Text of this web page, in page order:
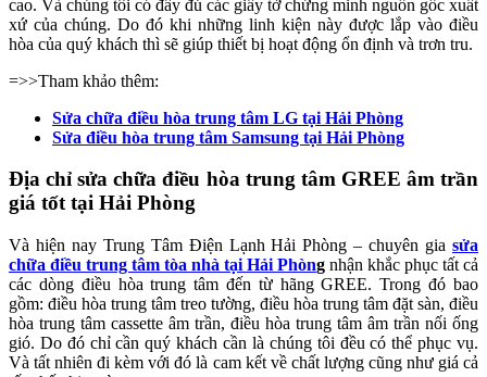
cao. Và chúng tôi có đầy đủ các giấy tờ chứng minh nguồn gốc xuất
xứ của chúng. Do đó khi những linh kiện này được lắp vào điều
hòa của quý khách thì sẽ giúp thiết bị hoạt động ổn định và trơn tru.
=>>Tham khảo thêm:
Sửa chữa điều hòa trung tâm LG tại Hải Phòng
Sửa điều hòa trung tâm Samsung tại Hải Phòng
Địa chỉ sửa chữa điều hòa trung tâm GREE âm trần
giá tốt tại Hải Phòng
Và hiện nay Trung Tâm Điện Lạnh Hải Phòng – chuyên gia sửa
chữa điều trung tâm tòa nhà tại Hải Phòng nhận khắc phục tất cả
các dòng điều hòa trung tâm đến từ hãng GREE. Trong đó bao
gồm: điều hòa trung tâm treo tường, điều hòa trung tâm đặt sàn, điều
hòa trung tâm cassette âm trần, điều hòa trung tâm âm trần nối ống
gió. Do đó chỉ cần quý khách cần là chúng tôi đều có thể phục vụ.
Và tất nhiên đi kèm với đó là cam kết về chất lượng cũng như giá cả